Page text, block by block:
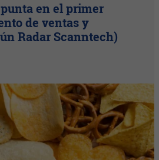
en el primer
de ventas y
Radar Scanntech)